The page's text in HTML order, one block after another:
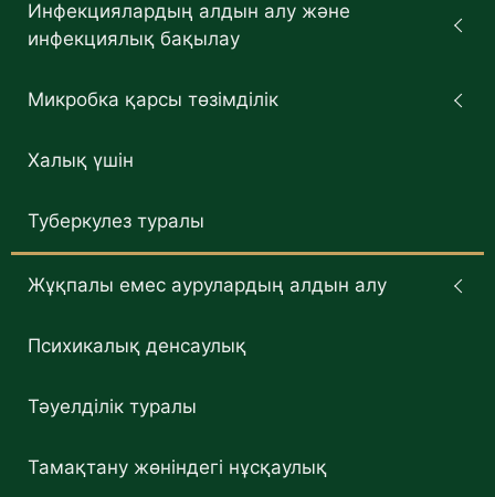
Инфекциялардың алдын алу және
инфекциялық бақылау
Микробка қарсы төзімділік
Халық үшін
Туберкулез туралы
Жұқпалы емес аурулардың алдын алу
Психикалық денсаулық
Тәуелділік туралы
Тамақтану жөніндегі нұсқаулық